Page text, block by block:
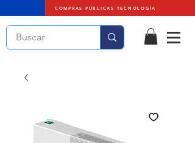
COMPRAS PÚBLICAS TECNOLOGÍA